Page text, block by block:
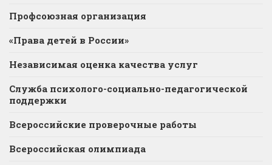
Профсоюзная организация
«Права детей в России»
Независимая оценка качества услуг
Служба психолого-социально-педагогической
поддержки
Всероссийские проверочные работы
Всероссийская олимпиада